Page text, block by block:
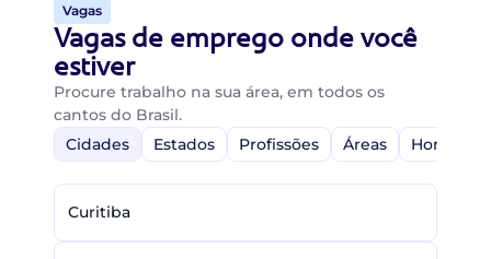
Vagas
Vagas de emprego onde você
estiver
Procure trabalho na sua área, em todos os
cantos do Brasil.
Cidades
Estados Profissões Áreas Home-
Curitiba